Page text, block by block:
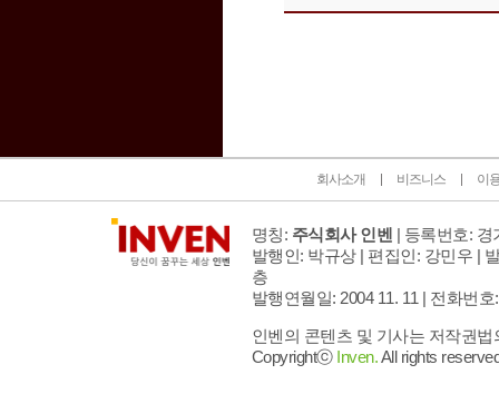
회사소개 비즈니스 이
명칭: 주식회사 인벤 | 등록번호: 경
발행인: 박규상 | 편집인: 강민우 |
층
발행연월일: 2004 11. 11 | 전화번호
인벤의 콘텐츠 및 기사는 저작권
Copyrightⓒ Inven.All rights